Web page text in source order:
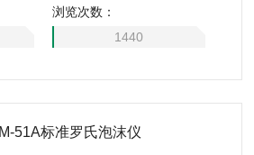
.罗氏泡沫仪浏览次数：
1440